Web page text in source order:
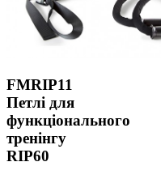
FMRIP11
Петлі для
функціонального
тренінгу
RIP60